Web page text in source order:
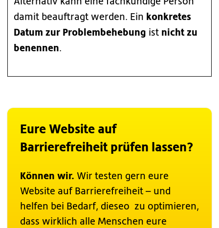
damit beauftragt werden. Ein konkretes
Datum zur Problembehebung ist nicht zu
benennen.
Eure Website auf
Barrierefreiheit prüfen lassen?
Können wir. Wir testen gern eure
Website auf Barrierefreiheit – und
helfen bei Bedarf, dieseo zu optimieren,
dass wirklich alle Menschen eure